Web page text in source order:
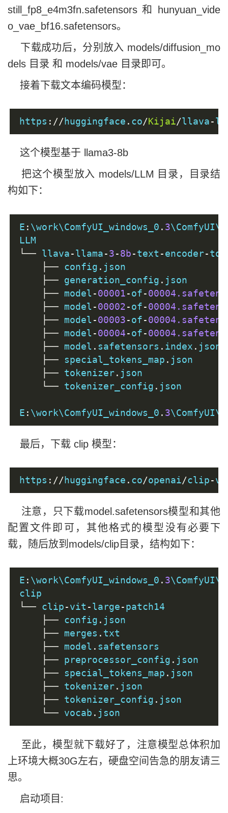
still_fp8_e4m3fn.safetensors 和 hunyuan_vide
o_vae_bf16.safetensors。
下载成功后，分别放入 models/diffusion_mo
dels 目录 和 models/vae 目录即可。
接着下载文本编码模型：
https ://huggingface . co/Kijai/llava-
这个模型基于 llama3-8b
把这个模型放入 models/LLM 目录，目录结
构如下：
E : \work\ComfyUI_windows_0 . 3
LLM
└── llava-llama-3-8b-text -encoder-
├── config . json
├── generation_config . json
├── model -00001-of-
├── model -00002-of-
├── model -00003-of-
├── model -00004-of-
├── model . safetensors . index . json
├── special_tokens_map . json
├── tokenizer. json
└── tokenizer_config . json
E : \work\ComfyUI_windows_0 . 3
最后，下载 clip 模型：
https ://huggingface . co/openai/clip-
注意，只下载model.safetensors模型和其他
配置文件即可，其他格式的模型没有必要下
载，随后放到models/clip目录，结构如下：
E : \work\ComfyUI_windows_0 . 3
clip
└── clip-vit -large-patch14
├── config . json
├── merges . txt
├── model . safetensors
├── preprocessor_config . json
├── special_tokens_map . json
├── tokenizer. json
├── tokenizer_config . json
└── vocab . json
至此，模型就下载好了，注意模型总体积加
上环境大概30G左右，硬盘空间告急的朋友请三
思。
启动项目: